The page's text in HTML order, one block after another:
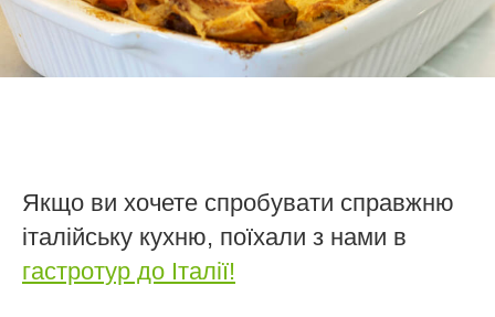
Якщо ви хочете спробувати справжню
італійську кухню, поїхали з нами в
гастротур до Італії!